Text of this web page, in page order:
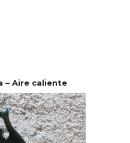
– Aire caliente